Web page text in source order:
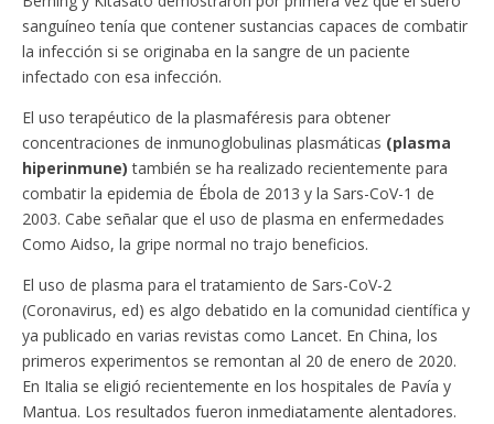
sanguíneo tenía que contener sustancias capaces de combatir
la infección si se originaba en la sangre de un paciente
infectado con esa infección.
El uso terapéutico de la plasmaféresis para obtener
concentraciones de inmunoglobulinas plasmáticas (plasma
hiperinmune) también se ha realizado recientemente para
combatir la epidemia de Ébola de 2013 y la Sars-CoV-1 de
2003. Cabe señalar que el uso de plasma en enfermedades
Como Aidso, la gripe normal no trajo beneficios.
El uso de plasma para el tratamiento de Sars-CoV-2
(Coronavirus, ed) es algo debatido en la comunidad científica y
ya publicado en varias revistas como Lancet. En China, los
primeros experimentos se remontan al 20 de enero de 2020.
En Italia se eligió recientemente en los hospitales de Pavía y
Mantua. Los resultados fueron inmediatamente alentadores.